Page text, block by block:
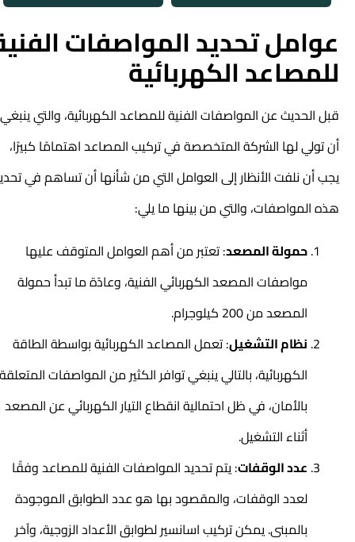
عوامل تحديد المواصفات الفنية
للمصاعد الكهربائية
قبل الحديث عن المواصفات الفنية للمصاعد الكهربائية، والتي ينبغي
أن تولي لها الشركة المتخصصة في تركيب المصاعد اهتمامًا كبيرًا،
يجب أن نلفت الأنظار إلى العوامل التي من شأنها أن تساهم في تحديد
هذه المواصفات، والتي من بينها ما يلي:
حمولة المصعد: تعتبر من أهم العوامل المتوقف عليها
مواصفات المصعد الكهربائي الفنية، وعادًة ما تبدأ حمولة
المصعد من 200 كيلوجرام.
نظام التشغيل: تعمل المصاعد الكهربائية بواسطة الطاقة
الكهربائية، بالتالي ينبغي توافر الكثير من المواصفات المتعلقة
بالأمان، في ظل احتمالية انقطاع التيار الكهربائي عن المصعد
أثناء التشغيل.
عدد الوقفات: يتم تحديد المواصفات الفنية للمصاعد وفقًا
لعدد الوقفات، والمقصود بها هو عدد الطوابق الموجودة
بالمبنى. يمكن تركيب اسانسير لطوابق الأعداد الزوجية، وآخر